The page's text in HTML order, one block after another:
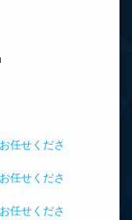
任せくださ
任せくださ
任せくださ